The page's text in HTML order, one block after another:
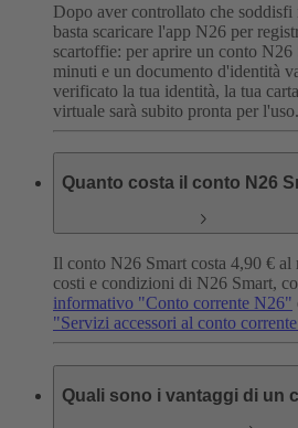
Dopo aver controllato che
basta scaricare l'app N26 per
scartoffie: per aprire un conto N26
minuti e un documento d'identità
verificato la tua identità, la tua
virtuale sarà subito pronta per l'uso.
Quanto costa il conto N26
Il conto N26 Smart costa 4,90 € al
costi e condizioni di N26 Smart,
informativo "Conto corrente N26"
"Servizi accessori al conto
Quali sono i vantaggi di un